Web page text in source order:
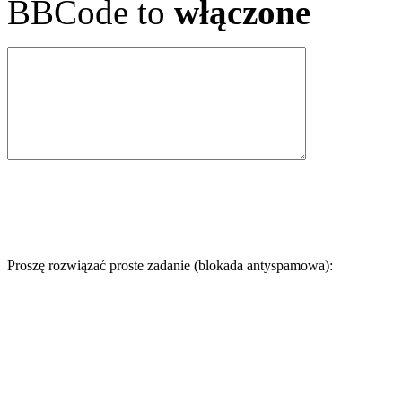
BBCode to włączone
Proszę rozwiązać proste zadanie (blokada antyspamowa):